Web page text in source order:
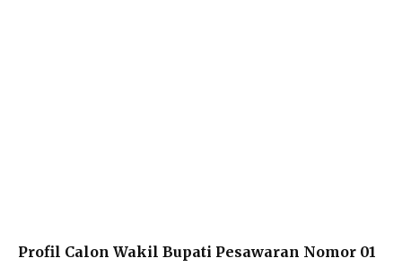
Profil Calon Wakil Bupati Pesawaran Nomor 01